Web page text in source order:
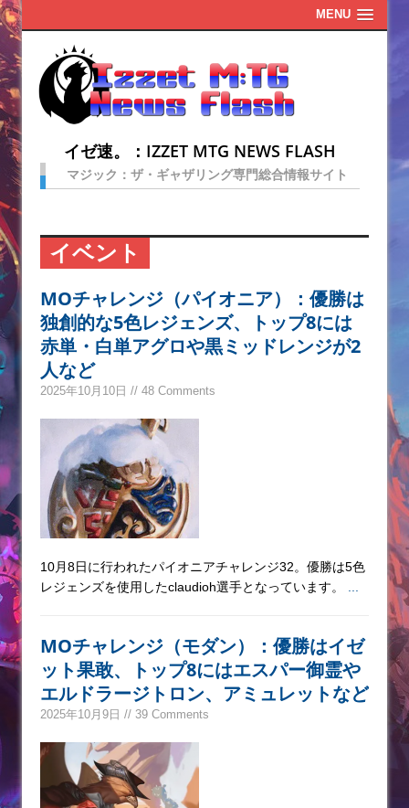
MENU
イゼ速。：IZZET MTG NEWS FLASH
マジック：ザ・ギャザリング専門総合情報サイト
イベント
MOチャレンジ（パイオニア）：優勝は
独創的な5色レジェンズ、トップ8には
赤単・白単アグロや黒ミッドレンジが2
人など
2025年10月10日 // 48 Comments
10月8日に行われたパイオニアチャレンジ32。優勝は5色
レジェンズを使用したclaudioh選手となっています。
MOチャレンジ（モダン）：優勝はイゼ
ット果敢、トップ8にはエスパー御霊や
エルドラージトロン、アミュレットなど
2025年10月9日 // 39 Comments